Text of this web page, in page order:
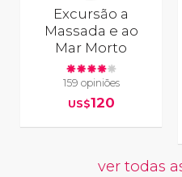
Excursão a
Massada e ao
Mar Morto
159 opiniões
US$120
ver todas